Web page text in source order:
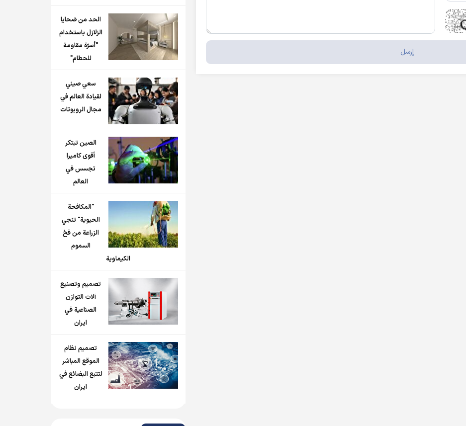
الحد من ضحايا
الزلازل باستخدام
"أسرّة مقاومة
للحطام"
سعي صيني
لقيادة العالم في
مجال الروبوتات
الصين تبتكر
أقوى كاميرا
تجسس في
العالم
"المكافحة
الحيوية" تنجي
الزراعة من فخ
السموم
الكيماوية
تصميم وتصنيع
آلات التوازن
الصناعية في
ايران
تصميم نظام
الموقع المباشر
لتتبع البضائع في
ايران